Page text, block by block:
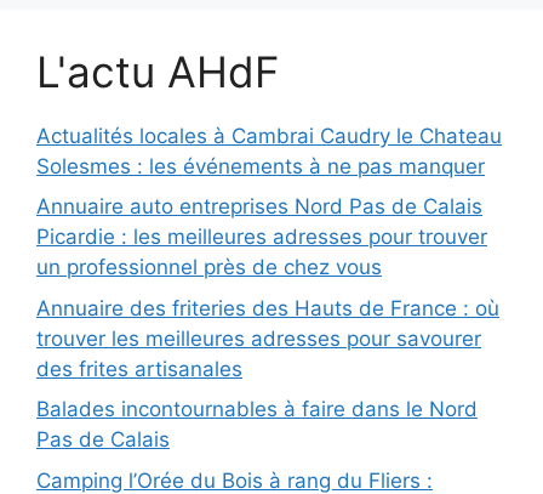
L'actu AHdF
Actualités locales à Cambrai Caudry le Chateau
Solesmes : les événements à ne pas manquer
Annuaire auto entreprises Nord Pas de Calais
Picardie : les meilleures adresses pour trouver
un professionnel près de chez vous
Annuaire des friteries des Hauts de France : où
trouver les meilleures adresses pour savourer
des frites artisanales
Balades incontournables à faire dans le Nord
Pas de Calais
Camping l’Orée du Bois à rang du Fliers :